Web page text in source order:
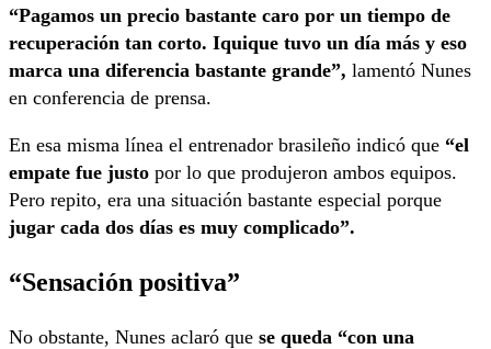
“Pagamos un precio bastante caro por un tiempo de
recuperación tan corto. Iquique tuvo un día más y eso
marca una diferencia bastante grande”, lamentó Nunes
en conferencia de prensa.
En esa misma línea el entrenador brasileño indicó que “el
empate fue justo por lo que produjeron ambos equipos.
Pero repito, era una situación bastante especial porque
jugar cada dos días es muy complicado”.
“Sensación positiva”
No obstante, Nunes aclaró que se queda “con una